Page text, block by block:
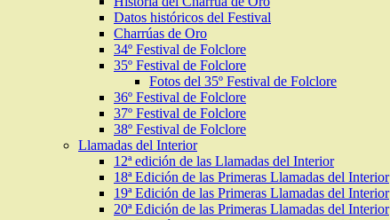
Datos históricos del Festival
Charrúas de Oro
34º Festival de Folclore
35º Festival de Folclore
Fotos del 35º Festival de Folclore
36º Festival de Folclore
37º Festival de Folclore
38º Festival de Folclore
Llamadas del Interior
12ª edición de las Llamadas del Interior
18ª Edición de las Primeras Llamadas del Interior
19ª Edición de las Primeras Llamadas del Interior
20ª Edición de las Primeras Llamadas del Interior